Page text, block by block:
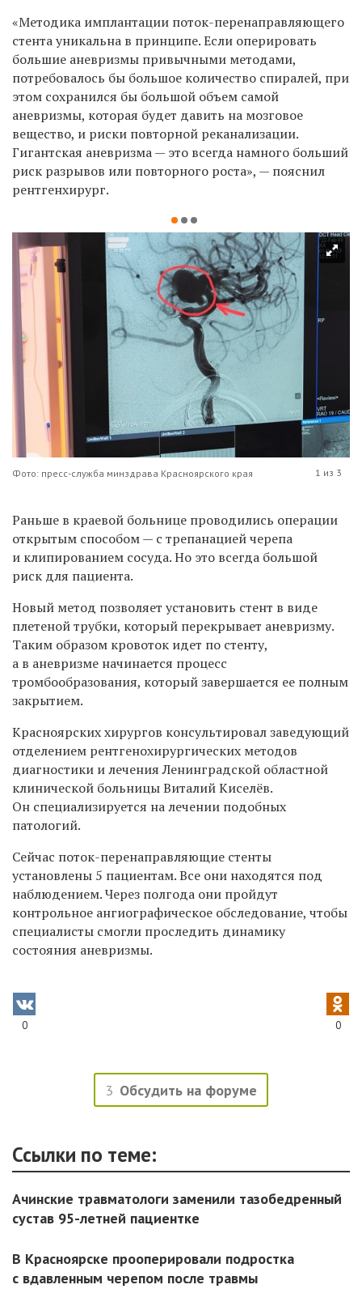
«Методика имплантации поток-перенаправляющего
стента уникальна в принципе. Если оперировать
большие аневризмы привычными методами,
потребовалось бы большое количество спиралей, при
этом сохранился бы большой объем самой
аневризмы, которая будет давить на мозговое
вещество, и риски повторной реканализации.
Гигантская аневризма — это всегда намного больший
риск разрывов или повторного роста», — пояснил
рентгенхирург.
Фото: пресс-служба минздрава Красноярского края 1 из 3
Раньше в краевой больнице проводились операции
открытым способом — с трепанацией черепа
и клипированием сосуда. Но это всегда большой
риск для пациента.
Новый метод позволяет установить стент в виде
плетеной трубки, который перекрывает аневризму.
Таким образом кровоток идет по стенту,
а в аневризме начинается процесс
тромбообразования, который завершается ее полным
закрытием.
Красноярских хирургов консультировал заведующий
отделением рентгенохирургических методов
диагностики и лечения Ленинградской областной
клинической больницы Виталий Киселёв.
Он специализируется на лечении подобных
патологий.
Сейчас поток-перенаправляющие стенты
установлены 5 пациентам. Все они находятся под
наблюдением. Через полгода они пройдут
контрольное ангиографическое обследование, чтобы
специалисты смогли проследить динамику
состояния аневризмы.
0 0
3 Обсудить на форуме
Ссылки по теме:
Ачинские травматологи заменили тазобедренный
сустав 95-летней пациентке
В Красноярске прооперировали подростка
с вдавленным черепом после травмы